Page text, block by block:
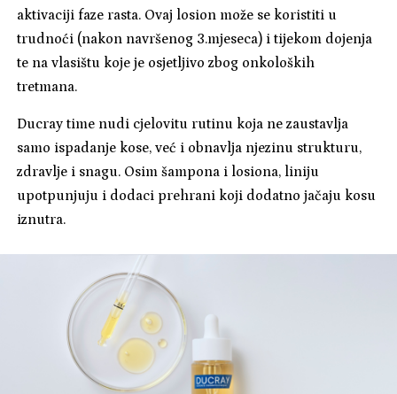
aktivaciji faze rasta. Ovaj losion može se koristiti u
trudnoći (nakon navršenog 3.mjeseca) i tijekom dojenja
te na vlasištu koje je osjetljivo zbog onkoloških
tretmana.
Ducray time nudi cjelovitu rutinu koja ne zaustavlja
samo ispadanje kose, već i obnavlja njezinu strukturu,
zdravlje i snagu. Osim šampona i losiona, liniju
upotpunjuju i dodaci prehrani koji dodatno jačaju kosu
iznutra.